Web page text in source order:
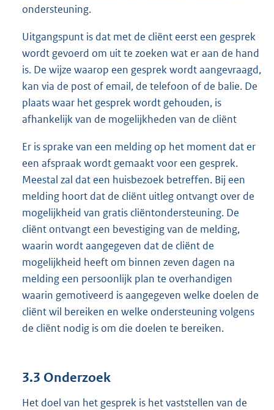
ondersteuning.
Uitgangspunt is dat met de cliënt eerst een gesprek
wordt gevoerd om uit te zoeken wat er aan de hand
is. De wijze waarop een gesprek wordt aangevraagd,
kan via de post of email, de telefoon of de balie. De
plaats waar het gesprek wordt gehouden, is
afhankelijk van de mogelijkheden van de cliënt
Er is sprake van een melding op het moment dat er
een afspraak wordt gemaakt voor een gesprek.
Meestal zal dat een huisbezoek betreffen. Bij een
melding hoort dat de cliënt uitleg ontvangt over de
mogelijkheid van gratis cliëntondersteuning. De
cliënt ontvangt een bevestiging van de melding,
waarin wordt aangegeven dat de cliënt de
mogelijkheid heeft om binnen zeven dagen na
melding een persoonlijk plan te overhandigen
waarin gemotiveerd is aangegeven welke doelen de
cliënt wil bereiken en welke ondersteuning volgens
de cliënt nodig is om die doelen te bereiken.
3.3 Onderzoek
Het doel van het gesprek is het vaststellen van de